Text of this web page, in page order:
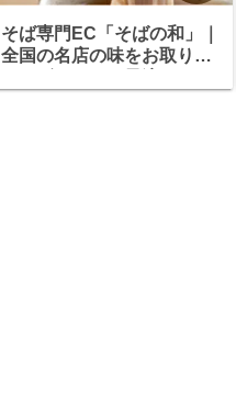
そば専門EC「そばの和」｜
全国の名店の味をお取り寄